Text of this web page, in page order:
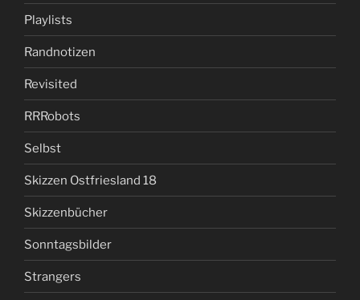
Playlists
Randnotizen
Revisited
RRRobots
Selbst
Skizzen Ostfriesland 18
Skizzenbücher
Sonntagsbilder
Strangers